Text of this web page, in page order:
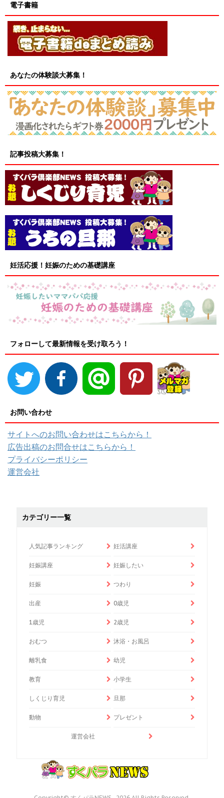
電子書籍
あなたの体験談大募集！
記事投稿大募集！
妊活応援！妊娠のための基礎講座
フォローして最新情報を受け取ろう！
お問い合わせ
サイトへのお問い合わせはこちらから！
広告出稿のお問合せはこちらから！
プライバシーポリシー
運営会社
カテゴリー一覧
人気記事ランキング 妊活講座
妊娠講座 妊娠したい
妊娠 つわり
出産 0歳児
1歳児 2歳児
おむつ 沐浴・お風呂
離乳食 幼児
教育 小学生
しくじり育児 旦那
動物 プレゼント
運営会社